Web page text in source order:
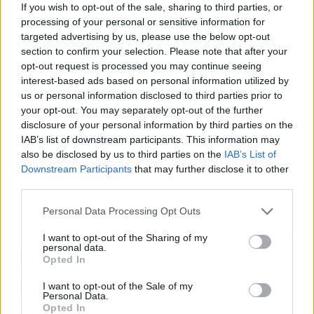
If you wish to opt-out of the sale, sharing to third parties, or
processing of your personal or sensitive information for
targeted advertising by us, please use the below opt-out
section to confirm your selection. Please note that after your
opt-out request is processed you may continue seeing
interest-based ads based on personal information utilized by
us or personal information disclosed to third parties prior to
your opt-out. You may separately opt-out of the further
disclosure of your personal information by third parties on the
IAB’s list of downstream participants. This information may
also be disclosed by us to third parties on the IAB’s List of
Downstream Participants that may further disclose it to other
Personal Data Processing Opt Outs
I want to opt-out of the Sharing of my
personal data.
Opted In
I want to opt-out of the Sale of my
Personal Data.
Opted In
¿Hay alguna competencia o campeonato donde
quieras participar próximamente?
Este 2024 se prevé complicado en cuanto a
competiciones, hay que ser muy prudente a la
de elegir y buscar aquellas que sean más
importantes. Estas pasan por la Liga Nacional
de Fuerza el Arnold Classic Europe y la
European CUP.
No es un camino fácil ni seguro, ser Strongman
conlleva un estilo de vida que has de llevar 24h
al día, no puedes fallar ninguno. Solo de esa
forma se puede seguir mis pasos porque
aunque sean lentos no separan ni se desvían